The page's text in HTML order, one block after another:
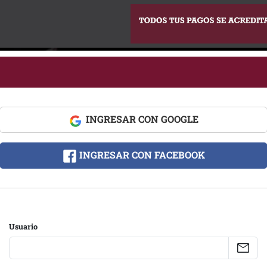
INGRESAR CON GOOGLE
INGRESAR CON FACEBOOK
Usuario